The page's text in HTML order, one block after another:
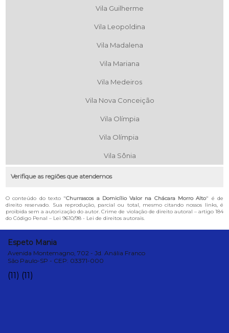
Vila Guilherme
Vila Leopoldina
Vila Madalena
Vila Mariana
Vila Medeiros
Vila Nova Conceição
Vila Olímpia
Vila Olímpia
Vila Sônia
Verifique as regiões que atendemos
O conteúdo do texto "Churrascos a Domicílio Valor na Chácara Morro Alto" é de
direito reservado. Sua reprodução, parcial ou total, mesmo citando nossos links, é
proibida sem a autorização do autor. Crime de violação de direito autoral – artigo 184
do Código Penal – Lei 9610/98 - Lei de direitos autorais.
Espeto Mania
Avenida Montemagno, 702 - Jd. Anália Franco
São Paulo-SP - CEP: 03371-000
(11) (11)